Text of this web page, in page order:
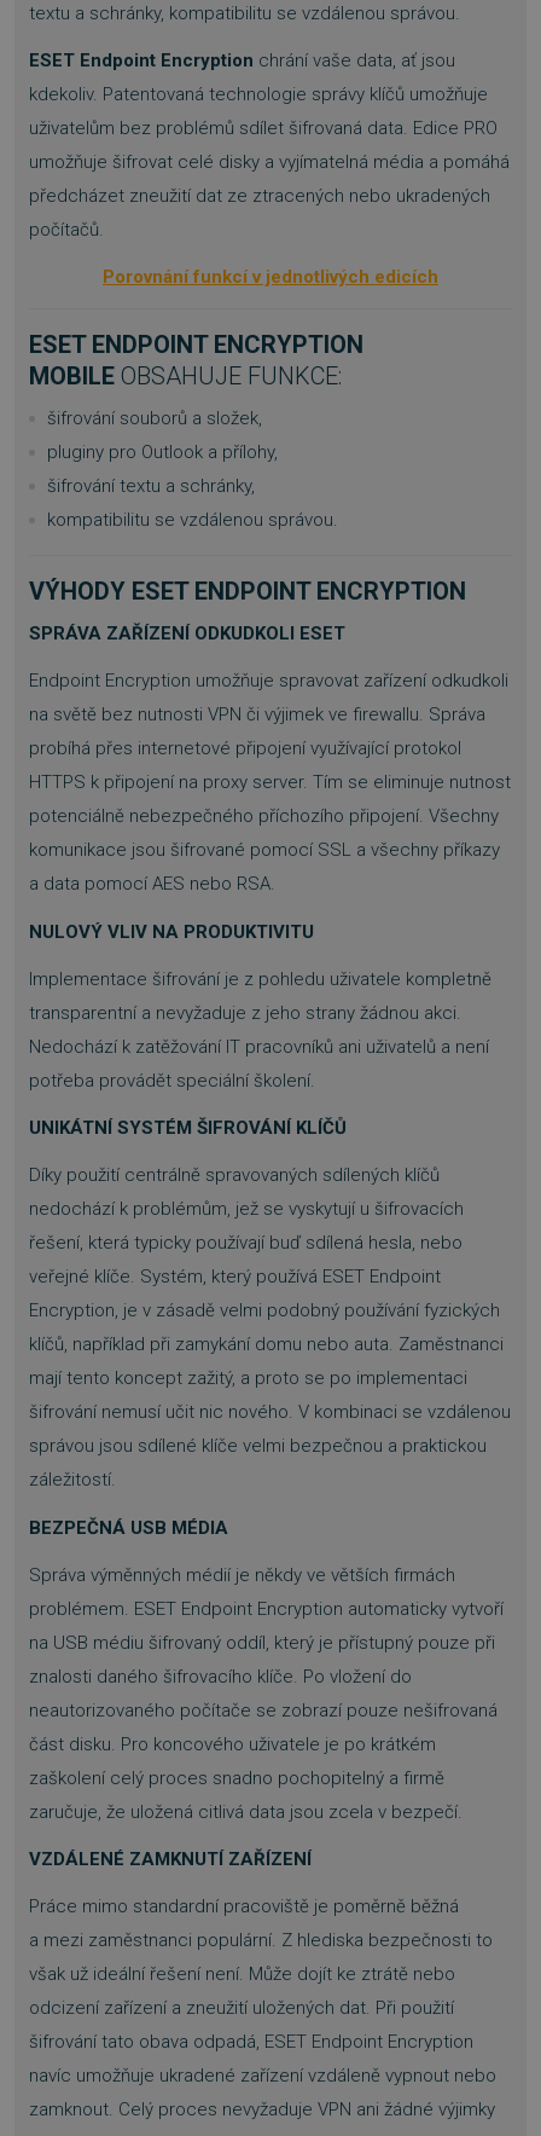
textu a schránky, kompatibilitu se vzdálenou správou.
ESET Endpoint Encryption chrání vaše data, ať jsou
kdekoliv. Patentovaná technologie správy klíčů umožňuje
uživatelům bez problémů sdílet šifrovaná data. Edice PRO
umožňuje šifrovat celé disky a vyjímatelná média a pomáhá
předcházet zneužití dat ze ztracených nebo ukradených
počítačů.
Porovnání funkcí v jednotlivých edicích
ESET ENDPOINT ENCRYPTION
MOBILE OBSAHUJE FUNKCE:
šifrování souborů a složek,
pluginy pro Outlook a přílohy,
šifrování textu a schránky,
kompatibilitu se vzdálenou správou.
VÝHODY ESET ENDPOINT ENCRYPTION
SPRÁVA ZAŘÍZENÍ ODKUDKOLI ESET
Endpoint Encryption umožňuje spravovat zařízení odkudkoli
na světě bez nutnosti VPN či výjimek ve firewallu. Správa
probíhá přes internetové připojení využívající protokol
HTTPS k připojení na proxy server. Tím se eliminuje nutnost
potenciálně nebezpečného příchozího připojení. Všechny
komunikace jsou šifrované pomocí SSL a všechny příkazy
a data pomocí AES nebo RSA.
NULOVÝ VLIV NA PRODUKTIVITU
Implementace šifrování je z pohledu uživatele kompletně
transparentní a nevyžaduje z jeho strany žádnou akci.
Nedochází k zatěžování IT pracovníků ani uživatelů a není
potřeba provádět speciální školení.
UNIKÁTNÍ SYSTÉM ŠIFROVÁNÍ KLÍČŮ
Díky použití centrálně spravovaných sdílených klíčů
nedochází k problémům, jež se vyskytují u šifrovacích
řešení, která typicky používají buď sdílená hesla, nebo
veřejné klíče. Systém, který používá ESET Endpoint
Encryption, je v zásadě velmi podobný používání fyzických
klíčů, například při zamykání domu nebo auta. Zaměstnanci
mají tento koncept zažitý, a proto se po implementaci
šifrování nemusí učit nic nového. V kombinaci se vzdálenou
správou jsou sdílené klíče velmi bezpečnou a praktickou
záležitostí.
BEZPEČNÁ USB MÉDIA
Správa výměnných médií je někdy ve větších firmách
problémem. ESET Endpoint Encryption automaticky vytvoří
na USB médiu šifrovaný oddíl, který je přístupný pouze při
znalosti daného šifrovacího klíče. Po vložení do
neautorizovaného počítače se zobrazí pouze nešifrovaná
část disku. Pro koncového uživatele je po krátkém
zaškolení celý proces snadno pochopitelný a firmě
zaručuje, že uložená citlivá data jsou zcela v bezpečí.
VZDÁLENÉ ZAMKNUTÍ ZAŘÍZENÍ
Práce mimo standardní pracoviště je poměrně běžná
a mezi zaměstnanci populární. Z hlediska bezpečnosti to
však už ideální řešení není. Může dojít ke ztrátě nebo
odcizení zařízení a zneužití uložených dat. Při použití
šifrování tato obava odpadá, ESET Endpoint Encryption
navíc umožňuje ukradené zařízení vzdáleně vypnout nebo
zamknout. Celý proces nevyžaduje VPN ani žádné výjimky